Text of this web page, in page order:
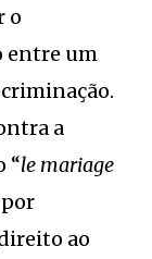
o
entre um
a
“le mariage
ao